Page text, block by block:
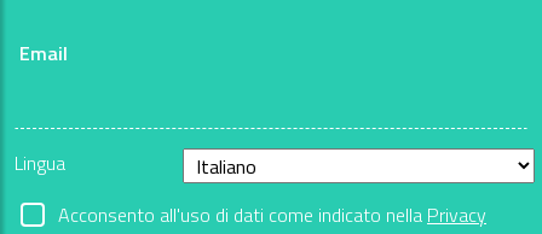
Email
Lingua
Acconsento all'uso di dati come indicato nella Privacy